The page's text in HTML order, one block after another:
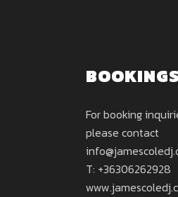
BOOKINGS
For booking
please contact
T: +36306262928